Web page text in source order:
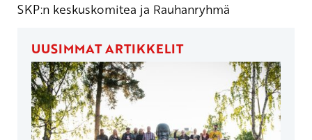
SKP:n keskuskomitea ja Rauhanryhmä
UUSIMMAT ARTIKKELIT